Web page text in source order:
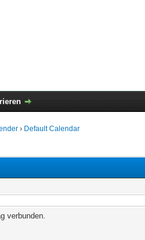
› Default Calendar
verbunden.